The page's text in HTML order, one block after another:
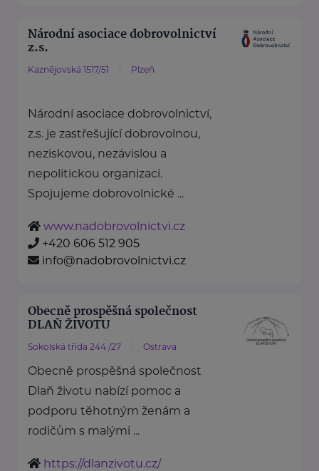
Národní asociace dobrovolnictví
z.s.
Kaznějovská 1517/51 Plzeň
Národní asociace dobrovolnictví,
z.s. je zastřešující dobrovolnou,
neziskovou, nezávislou a
nepolitickou organizací.
Spojujeme dobrovolnické ...
www.nadobrovolnictvi.cz
+420 606 512 905
info@nadobrovolnictvi.cz
Obecně prospěšná společnost
DLAŇ ŽIVOTU
Sokolská třída 244 /27 Ostrava
Obecně prospěšná společnost
Dlaň životu nabízí pomoc a
podporu těhotným ženám a
rodičům s malými ...
https://dlanzivotu.cz/